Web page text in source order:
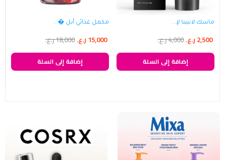
ماسك لانبينا لإ...
4,000ر.ع. 2,500 ر.ع.
إضافة إلى السلة
مكمل غذائي أبل �...
18,000ر.ع. 15,000 ر.ع.
إضافة إلى السلة